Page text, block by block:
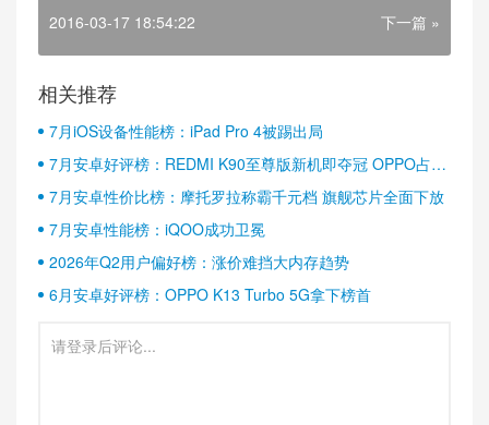
2016-03-17 18:54:22 下一篇 »
相关推荐
7月iOS设备性能榜：iPad Pro 4被踢出局
7月安卓好评榜：REDMI K90至尊版新机即夺冠 OPPO占据
半壁江山
7月安卓性价比榜：摩托罗拉称霸千元档 旗舰芯片全面下放
7月安卓性能榜：iQOO成功卫冕
2026年Q2用户偏好榜：涨价难挡大内存趋势
6月安卓好评榜：OPPO K13 Turbo 5G拿下榜首